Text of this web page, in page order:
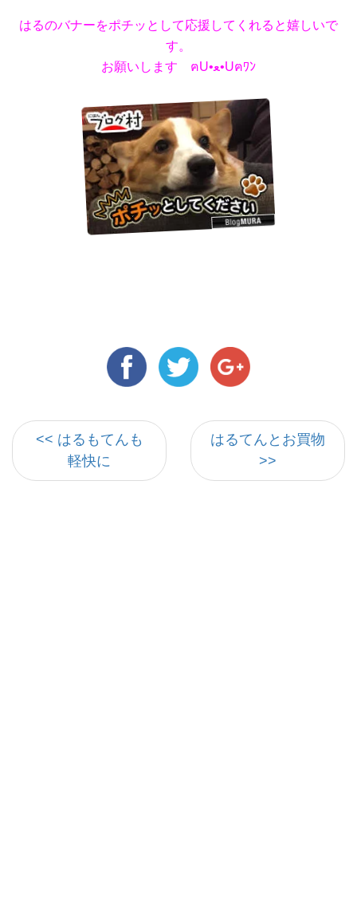
はるのバナーをポチッとして応援してくれると嬉しいで
す。
お願いします ฅU•ﻌ•Uฅﾜﾝ
<< はるもてんも
軽快に
はるてんとお買物
>>